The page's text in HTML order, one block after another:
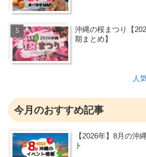
沖縄の桜まつり【
期まとめ】
人
今月のおすすめ記事
【2026年】8月の沖
ト